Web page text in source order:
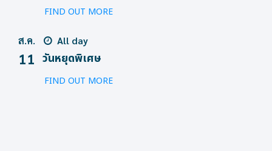
FIND OUT MORE
ส.ค.
11
All day
วันหยุดพิเศษ
FIND OUT MORE